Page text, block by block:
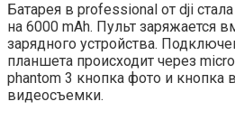
Батарея в professional от dji
на 6000 mAh. Пульт заряжается
зарядного устройства.
планшета происходит через
phantom 3 кнопка фото и кнопка
видеосъемки.